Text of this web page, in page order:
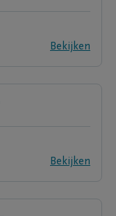
Bekijken
Bekijken